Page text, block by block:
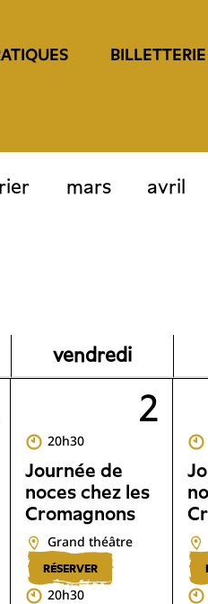
BILLETTERIE
mars avril
vendredi
2
20h30
Journée de
noces chez les
Cromagnons
Grand théâtre
RÉSERVER
20h30